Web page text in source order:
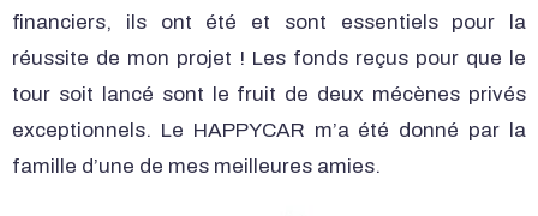
financiers, ils ont été et sont essentiels pour la
réussite de mon projet ! Les fonds reçus pour que le
tour soit lancé sont le fruit de deux mécènes privés
exceptionnels. Le HAPPYCAR m’a été donné par la
famille d’une de mes meilleures amies.